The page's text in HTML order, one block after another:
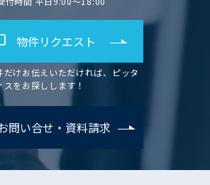
物件リクエスト
だけお伝えいただければ、ピッタ
スをお探しします！
問い合せ・資料請求